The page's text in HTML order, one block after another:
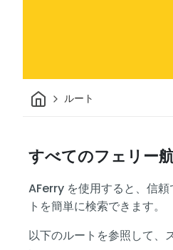
家 ルート
すべてのフェリー
AFerry を使用すると、信
トを簡単に検索できます。
以下のルートを参照して、